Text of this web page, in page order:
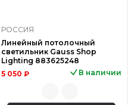
РОССИЯ
Линейный потолочный
светильник Gauss Shop
Lighting 883625248
5 050 ₽
В наличии